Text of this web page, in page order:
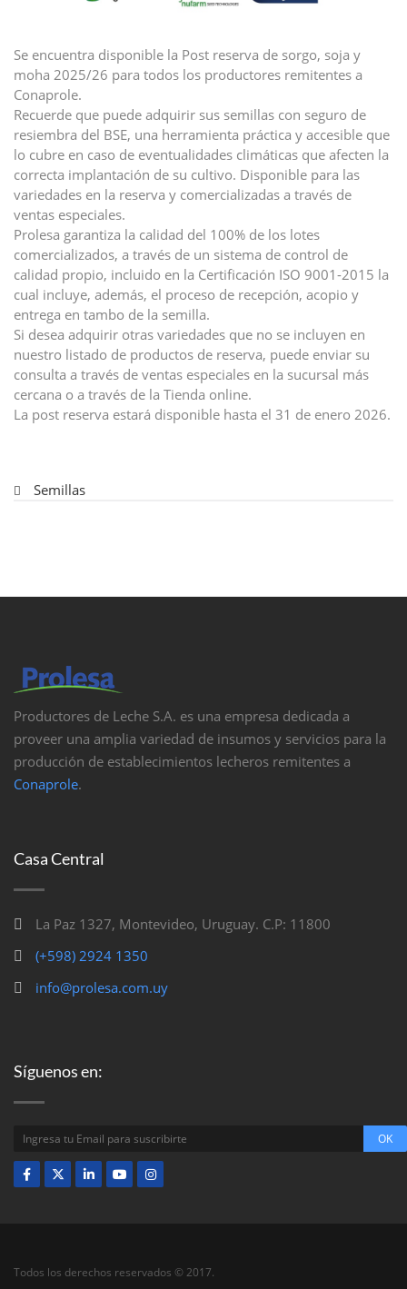
Se encuentra disponible la Post reserva de sorgo, soja y
moha 2025/26 para todos los productores remitentes a
Conaprole.
Recuerde que puede adquirir sus semillas con seguro de
resiembra del BSE, una herramienta práctica y accesible que
lo cubre en caso de eventualidades climáticas que afecten la
correcta implantación de su cultivo. Disponible para las
variedades en la reserva y comercializadas a través de
ventas especiales.
Prolesa garantiza la calidad del 100% de los lotes
comercializados, a través de un sistema de control de
calidad propio, incluido en la Certificación ISO 9001-2015 la
cual incluye, además, el proceso de recepción, acopio y
entrega en tambo de la semilla.
Si desea adquirir otras variedades que no se incluyen en
nuestro listado de productos de reserva, puede enviar su
consulta a través de ventas especiales en la sucursal más
cercana o a través de la Tienda online.
La post reserva estará disponible hasta el 31 de enero 2026.
Semillas
Productores de Leche S.A. es una empresa dedicada a
proveer una amplia variedad de insumos y servicios para la
producción de establecimientos lecheros remitentes a
Conaprole.
Casa Central
La Paz 1327, Montevideo, Uruguay. C.P: 11800
(+598) 2924 1350
info@prolesa.com.uy
Síguenos en:
Todos los derechos reservados © 2017.